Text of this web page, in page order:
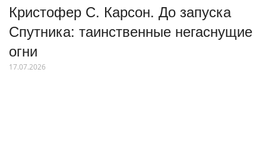
Кристофер С. Карсон. До запуска
Спутника: таинственные негаснущие
огни
17.07.2026